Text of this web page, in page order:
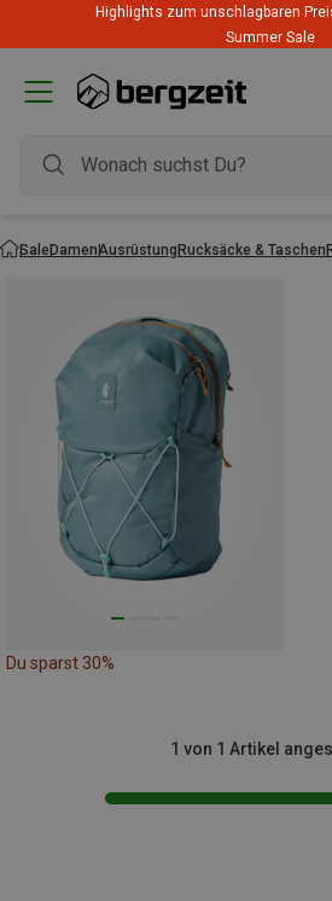
Highlights zum unschlagbaren
Summer Sale
SaleDamenAusrüstungRucksäcke & Taschen
Du sparst 30%
1 von 1 Artikel